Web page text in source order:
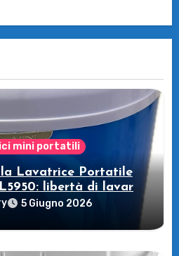
mini portatili
Lavatrice Portatile
libertà di lavare
viaggio!
5 Giugno 2026